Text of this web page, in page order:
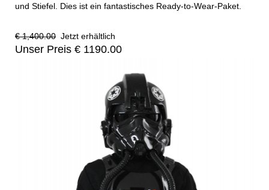
und Stiefel. Dies ist ein fantastisches Ready-to-Wear-Paket.
€ 1,400.00 Jetzt erhältlich
Unser Preis € 1190.00